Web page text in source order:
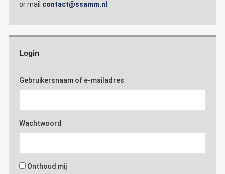
or mail contact@ssamm.nl
Login
Gebruikersnaam of e-mailadres
Wachtwoord
Onthoud mij